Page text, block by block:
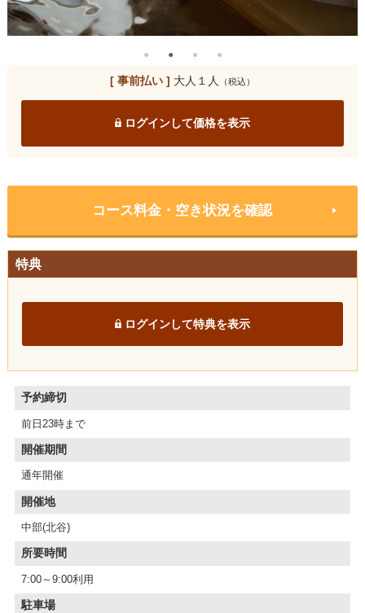
[ 事前払い ] 大人１人 （税込）
ログインして価格を表示
コース料金・空き状況を確認
特典
ログインして特典を表示
予約締切
前日23時まで
開催期間
通年開催
開催地
中部(北谷)
所要時間
7:00～9:00利用
駐車場